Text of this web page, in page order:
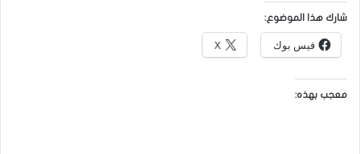
شارك هذا الموضوع:
فيس بوك X
معجب بهذه: